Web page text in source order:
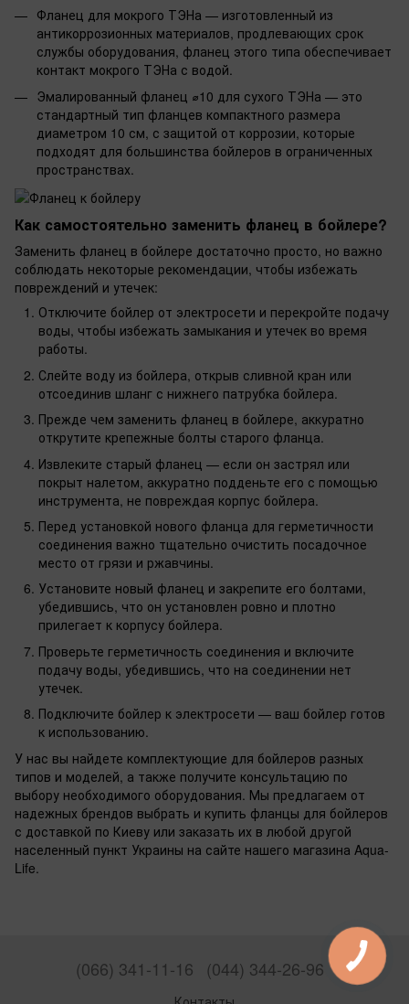
Фланец для мокрого ТЭНа — изготовленный из
антикоррозионных материалов, продлевающих срок
службы оборудования, фланец этого типа обеспечивает
контакт мокрого ТЭНа с водой.
Эмалированный фланец ⌀10 для сухого ТЭНа — это
стандартный тип фланцев компактного размера
диаметром 10 см, с защитой от коррозии, которые
подходят для большинства бойлеров в ограниченных
пространствах.
Как самостоятельно заменить фланец в бойлере?
Заменить фланец в бойлере достаточно просто, но важно
соблюдать некоторые рекомендации, чтобы избежать
повреждений и утечек:
Отключите бойлер от электросети и перекройте подачу
воды, чтобы избежать замыкания и утечек во время
работы.
Слейте воду из бойлера, открыв сливной кран или
отсоединив шланг с нижнего патрубка бойлера.
Прежде чем заменить фланец в бойлере, аккуратно
открутите крепежные болты старого фланца.
Извлеките старый фланец — если он застрял или
покрыт налетом, аккуратно подденьте его с помощью
инструмента, не повреждая корпус бойлера.
Перед установкой нового фланца для герметичности
соединения важно тщательно очистить посадочное
место от грязи и ржавчины.
Установите новый фланец и закрепите его болтами,
убедившись, что он установлен ровно и плотно
прилегает к корпусу бойлера.
Проверьте герметичность соединения и включите
подачу воды, убедившись, что на соединении нет
утечек.
Подключите бойлер к электросети — ваш бойлер готов
к использованию.
У нас вы найдете комплектующие для бойлеров разных
типов и моделей, а также получите консультацию по
выбору необходимого оборудования. Мы предлагаем от
надежных брендов выбрать и купить фланцы для бойлеров
с доставкой по Киеву или заказать их в любой другой
населенный пункт Украины на сайте нашего магазина Aqua-
Life.
(066) 341-11-16 (044) 344-26-96